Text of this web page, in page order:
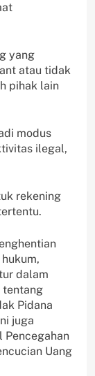
yang
atau tidak
pihak lain
modus
ilegal,
rekening
dalam
tentang
Pidana
juga
Pencegahan
Uang